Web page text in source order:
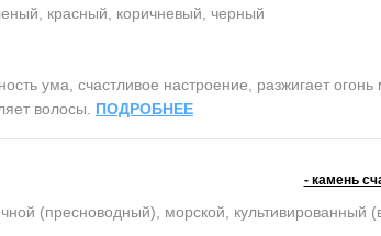
красный, коричневый, черный
ума, счастливое настроение, разжигает
волосы. ПОДРОБНЕЕ
- камень
(пресноводный), морской, культивированный